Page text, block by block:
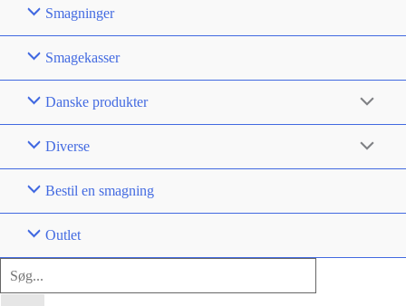
Smagninger
Smagekasser
Danske produkter
Diverse
Bestil en smagning
Outlet
Søg
efter: